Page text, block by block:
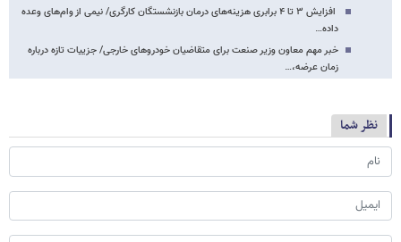
افزایش ۳ تا ۴ برابری هزینه‌های درمان بازنشستگان کارگری/ نیمی از وام‌های وعده
داده…
خبر مهم معاون وزیر صنعت برای متقاضیان خودروهای خارجی/ جزییات تازه درباره
زمان عرضه،…
نظر شما